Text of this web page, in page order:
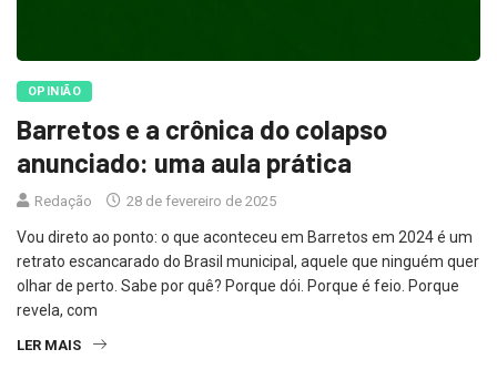
OPINIÃO
Barretos e a crônica do colapso
anunciado: uma aula prática
Redação 28 de fevereiro de 2025
Vou direto ao ponto: o que aconteceu em Barretos em 2024 é um
retrato escancarado do Brasil municipal, aquele que ninguém quer
olhar de perto. Sabe por quê? Porque dói. Porque é feio. Porque
revela, com
LER MAIS